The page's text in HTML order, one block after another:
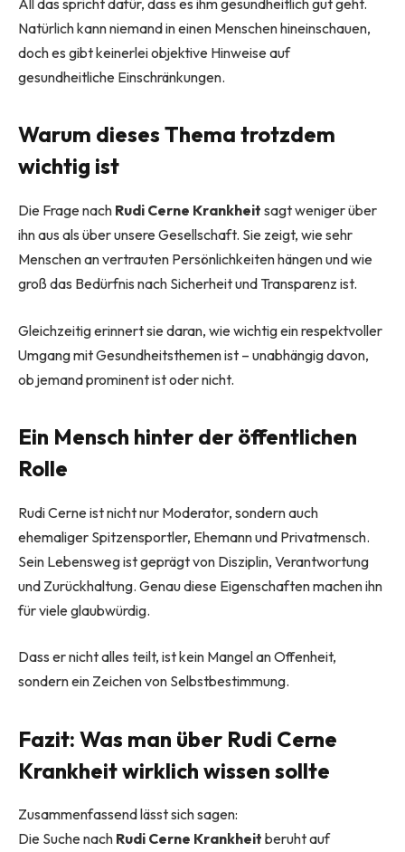
Natürlich kann niemand in einen Menschen hineinschauen,
doch es gibt keinerlei objektive Hinweise auf
gesundheitliche Einschränkungen.
Warum dieses Thema trotzdem
wichtig ist
Die Frage nach Rudi Cerne Krankheit sagt weniger über
ihn aus als über unsere Gesellschaft. Sie zeigt, wie sehr
Menschen an vertrauten Persönlichkeiten hängen und wie
groß das Bedürfnis nach Sicherheit und Transparenz ist.
Gleichzeitig erinnert sie daran, wie wichtig ein respektvoller
Umgang mit Gesundheitsthemen ist – unabhängig davon,
ob jemand prominent ist oder nicht.
Ein Mensch hinter der öffentlichen
Rolle
Rudi Cerne ist nicht nur Moderator, sondern auch
ehemaliger Spitzensportler, Ehemann und Privatmensch.
Sein Lebensweg ist geprägt von Disziplin, Verantwortung
und Zurückhaltung. Genau diese Eigenschaften machen ihn
für viele glaubwürdig.
Dass er nicht alles teilt, ist kein Mangel an Offenheit,
sondern ein Zeichen von Selbstbestimmung.
Fazit: Was man über Rudi Cerne
Krankheit wirklich wissen sollte
Zusammenfassend lässt sich sagen:
Die Suche nach Rudi Cerne Krankheit beruht auf